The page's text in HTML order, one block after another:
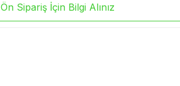
Ön Sipariş İçin Bilgi Alınız